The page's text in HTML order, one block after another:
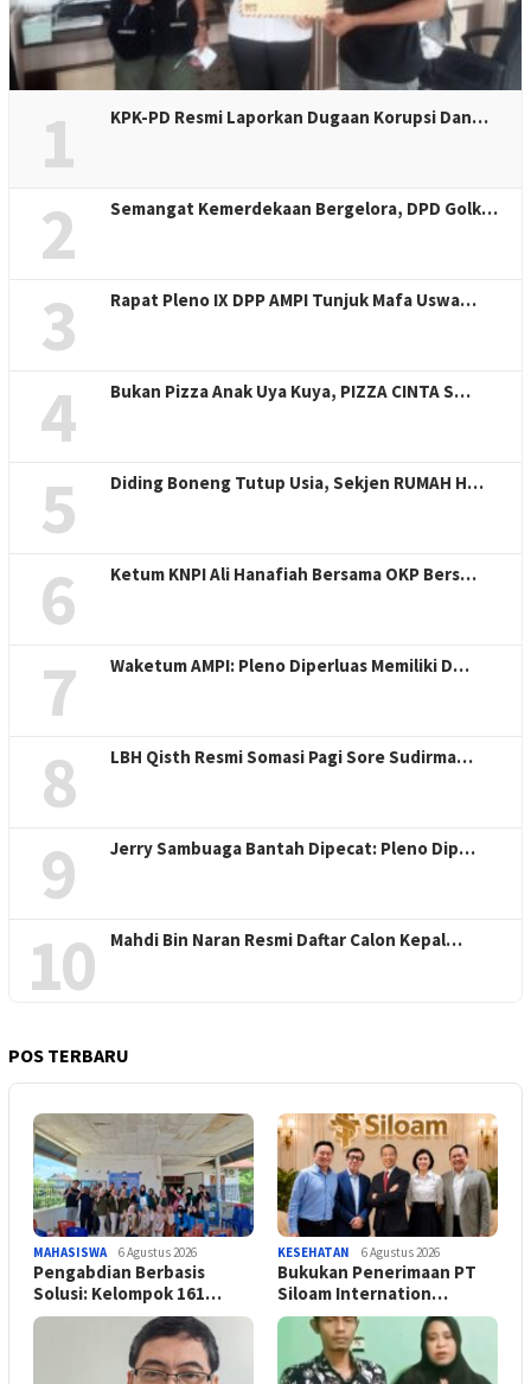
1 KPK-PD Resmi Laporkan Dugaan Korupsi Dan…
2 Semangat Kemerdekaan Bergelora, DPD Golk…
3 Rapat Pleno IX DPP AMPI Tunjuk Mafa Uswa…
4 Bukan Pizza Anak Uya Kuya, PIZZA CINTA S…
5 Diding Boneng Tutup Usia, Sekjen RUMAH H…
6 Ketum KNPI Ali Hanafiah Bersama OKP Bers…
7 Waketum AMPI: Pleno Diperluas Memiliki D…
8 LBH Qisth Resmi Somasi Pagi Sore Sudirma…
9 Jerry Sambuaga Bantah Dipecat: Pleno Dip…
10 Mahdi Bin Naran Resmi Daftar Calon Kepal…
POS TERBARU
MAHASISWA 6 Agustus 2026
Pengabdian Berbasis
Solusi: Kelompok 161…
KESEHATAN 6 Agustus 2026
Bukukan Penerimaan PT
Siloam Internation…